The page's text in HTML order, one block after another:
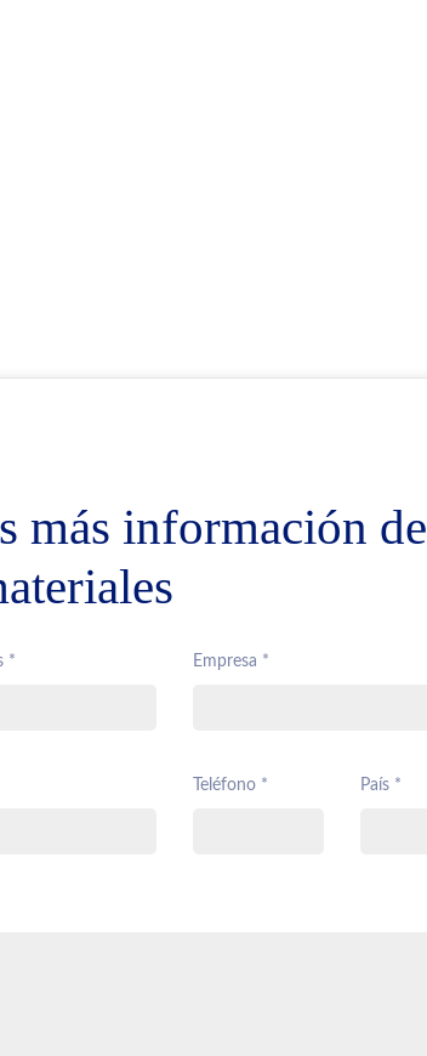
más información de
* Empresa *
Teléfono * País *